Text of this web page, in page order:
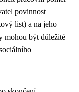
povinnost
list) a na jeho
mohou být důležité